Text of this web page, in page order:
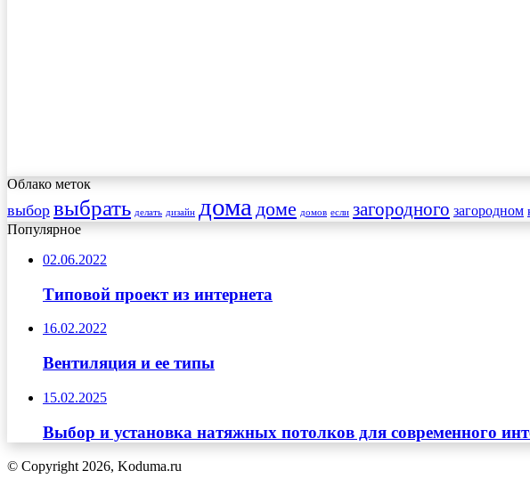
Облако меток
выбор выбрать делать дизайн дома доме домов если загородного загородном
Популярное
02.06.2022
Типовой проект из интернета
16.02.2022
Вентиляция и ее типы
15.02.2025
Выбор и установка натяжных потолков для современного
© Copyright 2026, Koduma.ru